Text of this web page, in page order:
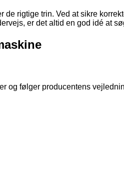
rigtige trin. Ved at sikre
er det altid en god idé at
og følger producentens